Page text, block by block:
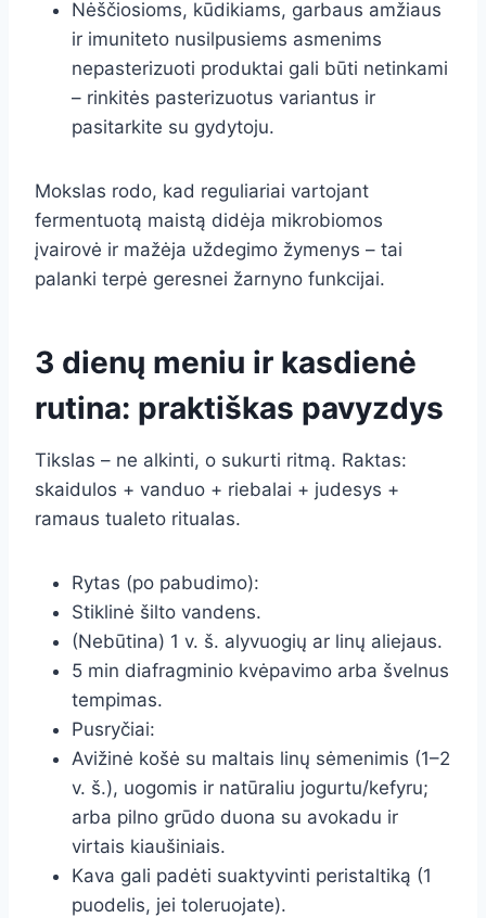
Nėščiosioms, kūdikiams, garbaus amžiaus
ir imuniteto nusilpusiems asmenims
nepasterizuoti produktai gali būti netinkami
– rinkitės pasterizuotus variantus ir
pasitarkite su gydytoju.
Mokslas rodo, kad reguliariai vartojant
fermentuotą maistą didėja mikrobiomos
įvairovė ir mažėja uždegimo žymenys – tai
palanki terpė geresnei žarnyno funkcijai.
3 dienų meniu ir kasdienė
rutina: praktiškas pavyzdys
Tikslas – ne alkinti, o sukurti ritmą. Raktas:
skaidulos + vanduo + riebalai + judesys +
ramaus tualeto ritualas.
Rytas (po pabudimo):
Stiklinė šilto vandens.
(Nebūtina) 1 v. š. alyvuogių ar linų aliejaus.
5 min diafragminio kvėpavimo arba švelnus
tempimas.
Pusryčiai:
Avižinė košė su maltais linų sėmenimis (1–2
v. š.), uogomis ir natūraliu jogurtu/kefyru;
arba pilno grūdo duona su avokadu ir
virtais kiaušiniais.
Kava gali padėti suaktyvinti peristaltiką (1
puodelis, jei toleruojate).